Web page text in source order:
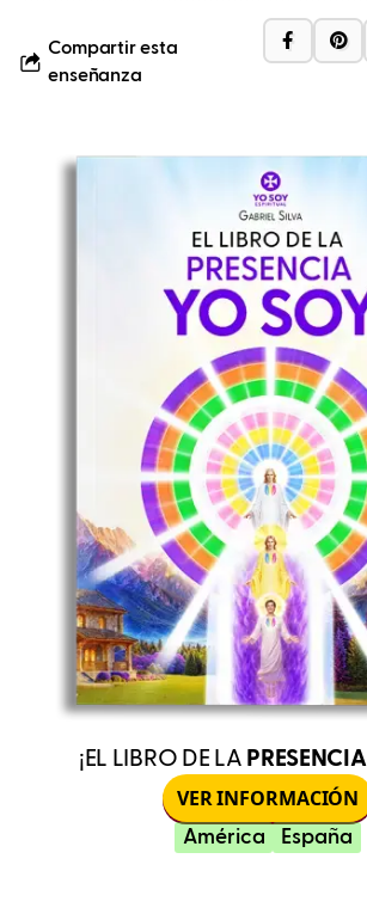
Compartir esta
enseñanza
¡EL LIBRO DE LA
VER INFORMACIÓN
América España